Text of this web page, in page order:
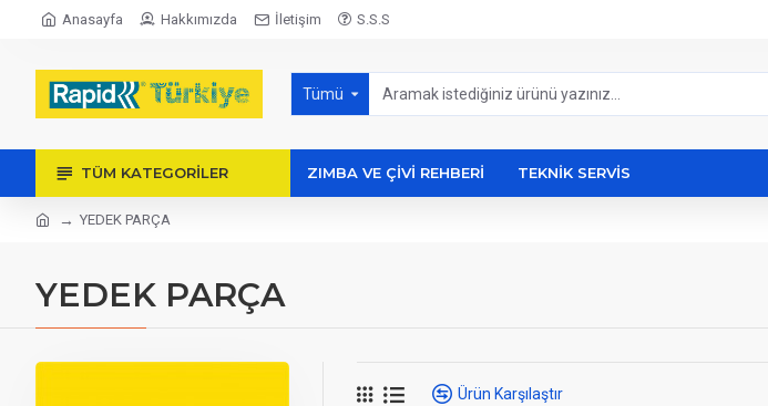
Anasayfa Hakkımızda İletişim S.S.S
Tümü
TÜM KATEGORILER ZIMBA VE ÇİVİ REHBERİ TEKNİK SERVİS
YEDEK PARÇA
YEDEK PARÇA
Ürün Karşılaştır